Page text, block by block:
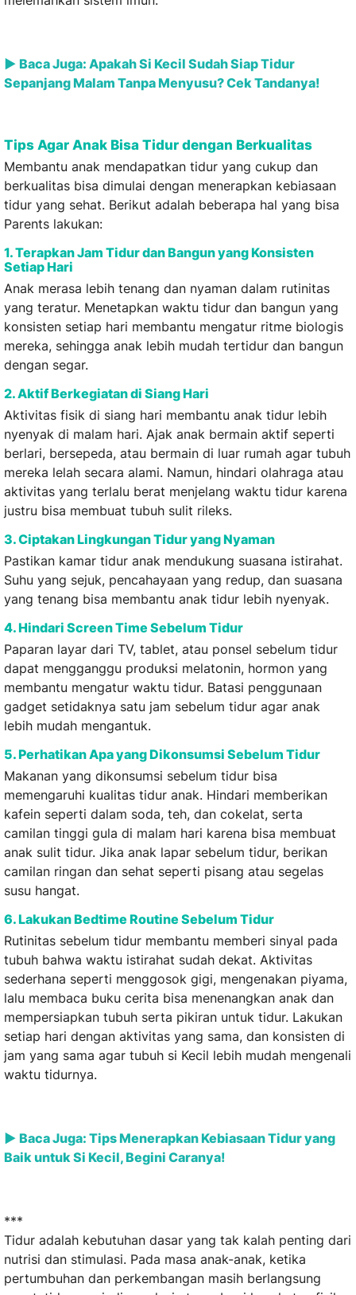
► Baca Juga: Apakah Si Kecil Sudah Siap Tidur
Sepanjang Malam Tanpa Menyusu? Cek Tandanya!
‌Tips Agar Anak Bisa Tidur dengan Berkualitas
Membantu anak mendapatkan tidur yang cukup dan
berkualitas bisa dimulai dengan menerapkan kebiasaan
tidur yang sehat. Berikut adalah beberapa hal yang bisa
Parents lakukan:
1. Terapkan Jam Tidur dan Bangun yang Konsisten
Setiap Hari
Anak merasa lebih tenang dan nyaman dalam rutinitas
yang teratur. Menetapkan waktu tidur dan bangun yang
konsisten setiap hari membantu mengatur ritme biologis
mereka, sehingga anak lebih mudah tertidur dan bangun
dengan segar.
2. Aktif Berkegiatan di Siang Hari
Aktivitas fisik di siang hari membantu anak tidur lebih
nyenyak di malam hari. Ajak anak bermain aktif seperti
berlari, bersepeda, atau bermain di luar rumah agar tubuh
mereka lelah secara alami. Namun, hindari olahraga atau
aktivitas yang terlalu berat menjelang waktu tidur karena
justru bisa membuat tubuh sulit rileks.
3. Ciptakan Lingkungan Tidur yang Nyaman
Pastikan kamar tidur anak mendukung suasana istirahat.
Suhu yang sejuk, pencahayaan yang redup, dan suasana
yang tenang bisa membantu anak tidur lebih nyenyak.
4. Hindari Screen Time Sebelum Tidur
Paparan layar dari TV, tablet, atau ponsel sebelum tidur
dapat mengganggu produksi melatonin, hormon yang
membantu mengatur waktu tidur. Batasi penggunaan
gadget setidaknya satu jam sebelum tidur agar anak
lebih mudah mengantuk.
5. Perhatikan Apa yang Dikonsumsi Sebelum Tidur
Makanan yang dikonsumsi sebelum tidur bisa
memengaruhi kualitas tidur anak. Hindari memberikan
kafein seperti dalam soda, teh, dan cokelat, serta
camilan tinggi gula di malam hari karena bisa membuat
anak sulit tidur. Jika anak lapar sebelum tidur, berikan
camilan ringan dan sehat seperti pisang atau segelas
susu hangat.
6. Lakukan Bedtime Routine Sebelum Tidur
Rutinitas sebelum tidur membantu memberi sinyal pada
tubuh bahwa waktu istirahat sudah dekat. Aktivitas
sederhana seperti menggosok gigi, mengenakan piyama,
lalu membaca buku cerita bisa menenangkan anak dan
mempersiapkan tubuh serta pikiran untuk tidur. Lakukan
setiap hari dengan aktivitas yang sama, dan konsisten di
jam yang sama agar tubuh si Kecil lebih mudah mengenali
waktu tidurnya.
► Baca Juga: Tips Menerapkan Kebiasaan Tidur yang
Baik untuk Si Kecil, Begini Caranya!
***
Tidur adalah kebutuhan dasar yang tak kalah penting dari
nutrisi dan stimulasi. Pada masa anak-anak, ketika
pertumbuhan dan perkembangan masih berlangsung